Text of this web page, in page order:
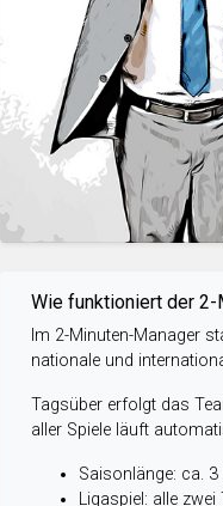
Wie funktioniert der 2-
Im 2-Minuten-Manager
nationale und
Tagsüber erfolgt das
aller Spiele läuft
Saisonlänge: ca.
Ligaspiel: alle zwei